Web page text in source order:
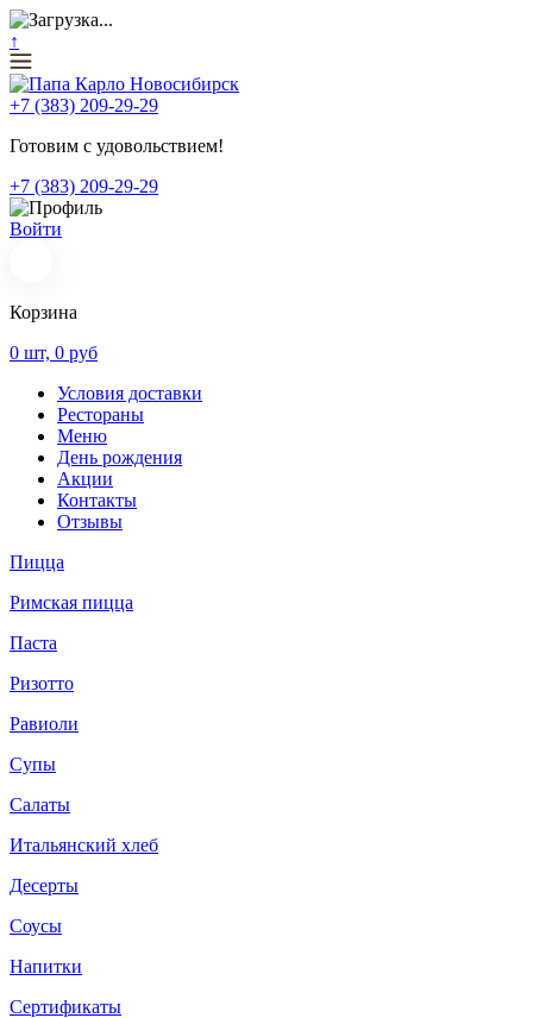
↑
+7 (383) 209-29-29
Готовим с удовольствием!
+7 (383) 209-29-29
Войти
Корзина
0 шт, 0 руб
Условия доставки
Рестораны
Меню
День рождения
Акции
Контакты
Отзывы
Пицца
Римская пицца
Паста
Ризотто
Равиоли
Супы
Салаты
Итальянский хлеб
Десерты
Соусы
Напитки
Сертификаты